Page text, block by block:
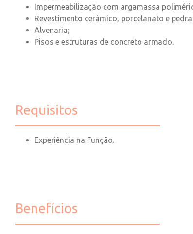
Impermeabilização com argamassa
Revestimento cerâmico, porcelanato e
Alvenaria;
Pisos e estruturas de concreto armado.
Requisitos
Experiência na Função.
Benefícios